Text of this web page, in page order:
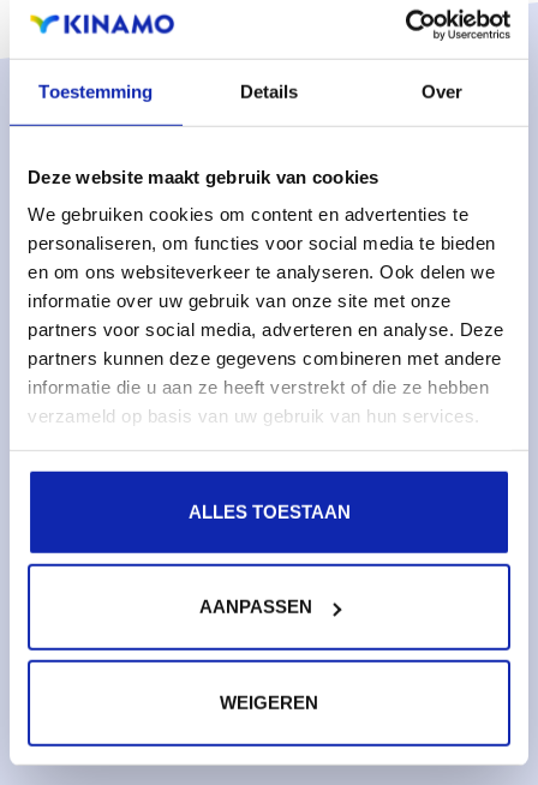
Toestemming Details Over
Deze website maakt gebruik van cookies
We gebruiken cookies om content en advertenties te
personaliseren, om functies voor social media te bieden
en om ons websiteverkeer te analyseren. Ook delen we
informatie over uw gebruik van onze site met onze
partners voor social media, adverteren en analyse. Deze
partners kunnen deze gegevens combineren met andere
informatie die u aan ze heeft verstrekt of die ze hebben
verzameld op basis van uw gebruik van hun services.
ALLES TOESTAAN
AANPASSEN
WEIGEREN
Solutions
Services gérés
Serveurs dédiés gérés
Surveillance & métriques
Serveurs cloud
Stockage cloud
Services
Certificats SSL
Partenaires technologiques
Actualités